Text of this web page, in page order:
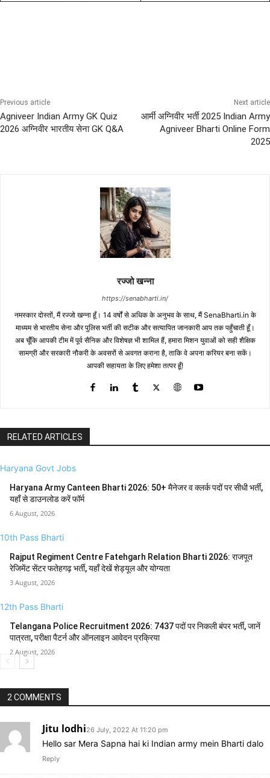
Previous article
Agniveer Indian Army GK Quiz
2026 अग्निवीर भारतीय सेना GK Q&A
Next article
आर्मी अग्निवीर भर्ती 2025 Indian Army
Agniveer Bharti Online Form
2025
रज्जो खन्ना
https://senabharti.in/
नमस्कार दोस्तों, मैं रज्जो खन्ना हूँ। 14 वर्षों से अधिक के अनुभव के साथ, मैं SenaBharti.in के
माध्यम से भारतीय सेना और पुलिस भर्ती की सटीक और सत्यापित जानकारी आप तक पहुँचाती हूँ।
अब चूँकि आपकी टीम में पूर्व सैनिक और विशेषज्ञ भी शामिल हैं, हमारा मिशन युवाओं को सही शैक्षिक
सामग्री और सरकारी नौकरी के अवसरों से अवगत कराना है, ताकि वे अपना करियर बना सकें।
आपकी सहायता के लिए हमेशा तत्पर हूँ!
RELATED ARTICLES
Haryana Govt Jobs
Haryana Army Canteen Bharti 2026: 50+ मैनेजर व क्लर्क पदों पर सीधी भर्ती,
यहाँ से डाउनलोड करें फॉर्म
6 August, 2026
10th Pass Bharti
Rajput Regiment Centre Fatehgarh Relation Bharti 2026: राजपूत
रेजिमेंट सेंटर फतेहगढ़ भर्ती, यहाँ देखें शेड्यूल और योग्यता
3 August, 2026
12th Pass Bharti
Telangana Police Recruitment 2026: 7437 पदों पर निकली बंपर भर्ती, जानें
पात्रता, परीक्षा पैटर्न और ऑनलाइन आवेदन प्रक्रिया
2 August, 2026
2 COMMENTS
Jitu lodhi26 July, 2022 At 11:20 pm
Hello sar Mera Sapna hai ki Indian army mein Bharti dalo
Reply